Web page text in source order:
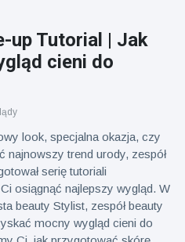
up Tutorial | Jak
cieni do
look, specjalna okazja, czy
trend urody, zespół
serię tutoriali
osiągnąć najlepszy wygląd. W
beauty Stylist, zespół beauty
mocny wygląd cieni do